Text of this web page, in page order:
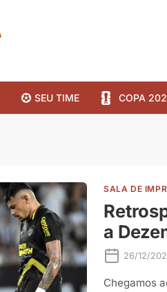
SEU TIME COPA
SALA DE
a
26/12/
Chegamos